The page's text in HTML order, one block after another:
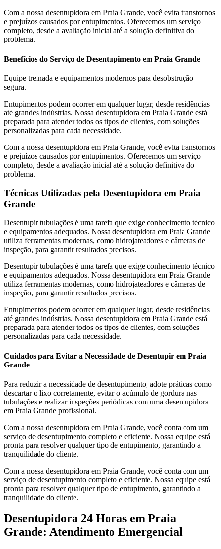
Com a nossa desentupidora em Praia Grande, você evita transtornos
e prejuízos causados por entupimentos. Oferecemos um serviço
completo, desde a avaliação inicial até a solução definitiva do
problema.
Benefícios do Serviço de Desentupimento em Praia Grande
Equipe treinada e equipamentos modernos para desobstrução
segura.
Entupimentos podem ocorrer em qualquer lugar, desde residências
até grandes indústrias. Nossa desentupidora em Praia Grande está
preparada para atender todos os tipos de clientes, com soluções
personalizadas para cada necessidade.
Com a nossa desentupidora em Praia Grande, você evita transtornos
e prejuízos causados por entupimentos. Oferecemos um serviço
completo, desde a avaliação inicial até a solução definitiva do
problema.
Técnicas Utilizadas pela Desentupidora em Praia
Grande
Desentupir tubulações é uma tarefa que exige conhecimento técnico
e equipamentos adequados. Nossa desentupidora em Praia Grande
utiliza ferramentas modernas, como hidrojateadores e câmeras de
inspeção, para garantir resultados precisos.
Desentupir tubulações é uma tarefa que exige conhecimento técnico
e equipamentos adequados. Nossa desentupidora em Praia Grande
utiliza ferramentas modernas, como hidrojateadores e câmeras de
inspeção, para garantir resultados precisos.
Entupimentos podem ocorrer em qualquer lugar, desde residências
até grandes indústrias. Nossa desentupidora em Praia Grande está
preparada para atender todos os tipos de clientes, com soluções
personalizadas para cada necessidade.
Cuidados para Evitar a Necessidade de Desentupir em Praia
Grande
Para reduzir a necessidade de desentupimento, adote práticas como
descartar o lixo corretamente, evitar o acúmulo de gordura nas
tubulações e realizar inspeções periódicas com uma desentupidora
em Praia Grande profissional.
Com a nossa desentupidora em Praia Grande, você conta com um
serviço de desentupimento completo e eficiente. Nossa equipe está
pronta para resolver qualquer tipo de entupimento, garantindo a
tranquilidade do cliente.
Com a nossa desentupidora em Praia Grande, você conta com um
serviço de desentupimento completo e eficiente. Nossa equipe está
pronta para resolver qualquer tipo de entupimento, garantindo a
tranquilidade do cliente.
Desentupidora 24 Horas em Praia
Grande: Atendimento Emergencial